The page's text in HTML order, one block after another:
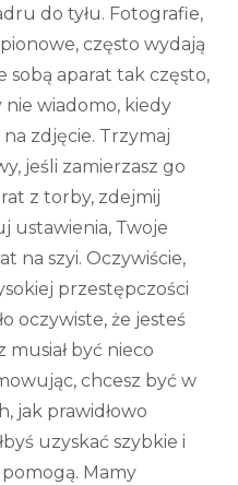
do tyłu. Fotografie,
często wydają
sobą aparat tak często,
wiadomo, kiedy
zdjęcie. Trzymaj
jeśli zamierzasz go
z torby, zdejmij
ustawienia, Twoje
na szyi. Oczywiście,
przestępczości
oczywiste, że jesteś
być nieco
chcesz być w
jak prawidłowo
uzyskać szybkie i
Mamy